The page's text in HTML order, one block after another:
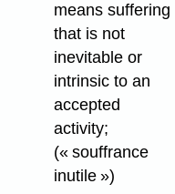
means suffering
that is not
inevitable or
intrinsic to an
accepted
activity;
(« souffrance
inutile »)